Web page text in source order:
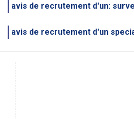
avis de recrutement d'un:
avis de recrutement d'un